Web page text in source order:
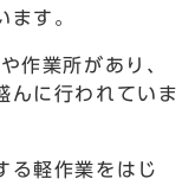
ます。
作業所があり、
んに行われていま
る軽作業をはじ